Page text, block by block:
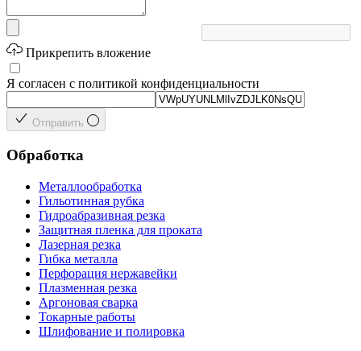
Прикрепить вложение
Я согласен с политикой конфиденциальности
Отправить
Обработка
Металлообработка
Гильотинная рубка
Гидроабразивная резка
Защитная пленка для проката
Лазерная резка
Гибка металла
Перфорация нержавейки
Плазменная резка
Аргоновая сварка
Токарные работы
Шлифование и полировка